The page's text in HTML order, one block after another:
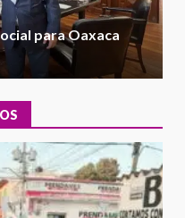
Ariadna Montiel
Salomón Jara
la consolidación
en
oaxaqueño
en San
Mazatlán
para Oaxaca